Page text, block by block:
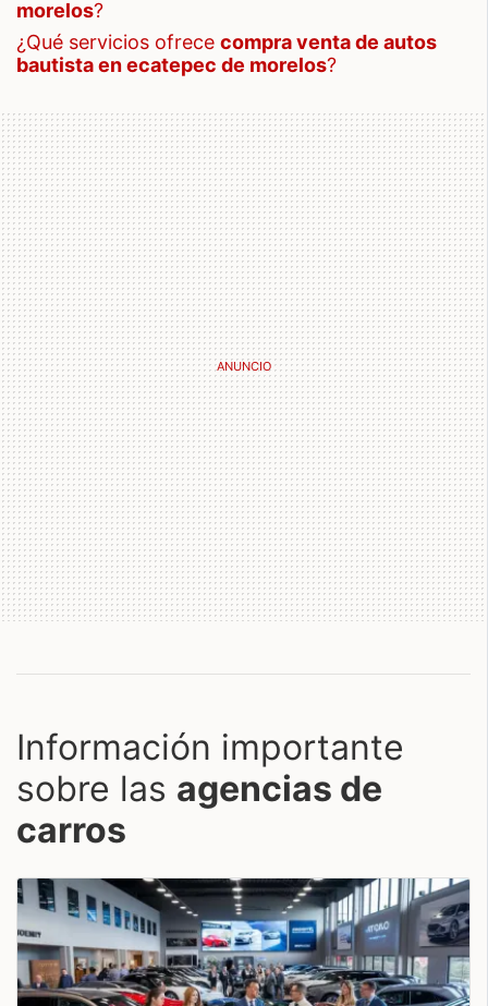
morelos?
¿qué servicios ofrece compra venta de autos
bautista en ecatepec de morelos?
Información importante
sobre las agencias de
carros